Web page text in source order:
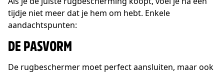
tijdje niet meer dat je hem om hebt. Enkele
aandachtspunten:
DE PASVORM
De rugbeschermer moet perfect aansluiten, maar ook